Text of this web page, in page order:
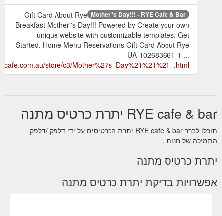
Mother''s Day!!! - RYE Cafe & Bar
Gift Card About Rye
Breakfast Mother''s Day!!! Powered by Create your own
unique website with customizable templates. Get
Started. Home Menu Reservations Gift Card About Rye
UA-102683661-1 ...
store/c3/Mother%27s_Day%21%21%21_.html
RYE cafe & bar יתרת כרטיס מתנה
תוכלו לברר RYE cafe & bar יתרת הכרטיסים על ידי דלפק /דלפק
התמיכה של חנות .
יתרת כרטיס מתנה
אפשרויות בדיקת יתרת כרטיס מתנה